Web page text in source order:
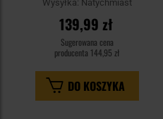
Wysyłka: Natychmiast
139,99 zł
Sugerowana cena
producenta 144,95 zł
DO KOSZYKA